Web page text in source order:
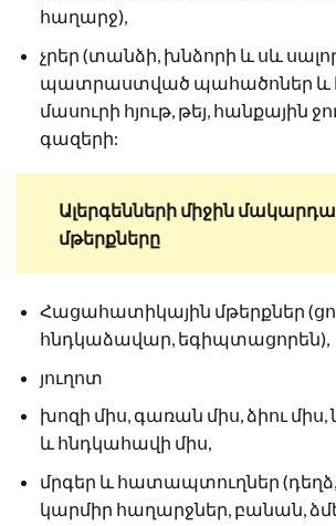
հաղարջ),
չրեր (տանձի, խնձորի և սև
պատրաստված պահածոներ և
մասուրի հյութ, թեյ, հանքային
գազերի:
Ալերգենների միջին
մթերքները
Հացահատիկային մթերքներ
հնդկաձավար, եգիպտացորեն),
յուղոտ
խոզի միս, գառան միս, ձիու
և հնդկահավի միս,
մրգեր և հատապտուղներ
կարմիր հաղարջներ, բանան,